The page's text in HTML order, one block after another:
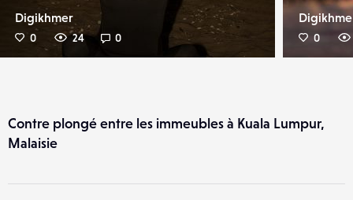
Digikhmer
0 24 0 0
Contre plongé entre les immeubles à Kuala Lumpur,
Malaisie